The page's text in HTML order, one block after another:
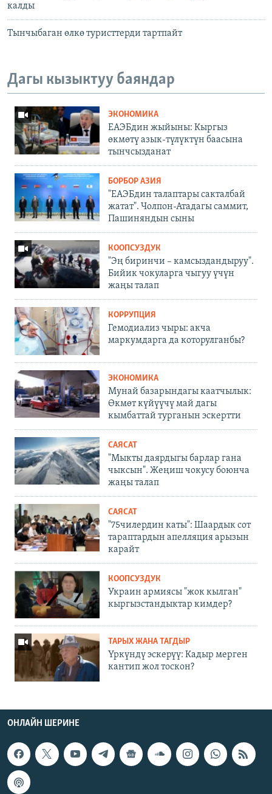
калды
Тынчыбаган өлкө туристтерди тартпайт
Дагы кызыктуу баяндар
ЭКОНОМИКА
ЕАЭБдин жыйыны: Кыргыз
өкмөтү азык-түлүктүн баасына
тынчсызданат
БОРБОР АЗИЯ
"ЕАЭБдин талаптары сакталбай
жатат". Чолпон-Атадагы саммит,
Пашиняндын сыны
КООПСУЗДУК
"Эң биринчи – камсыздандыруу".
Бийик чокуларга чыгуу үчүн
жаңы талап
КОРРУПЦИЯ
Гемодиализ чыры: акча
маркумдарга да которулганбы?
ЭКОНОМИКА
Мунай базарындагы каатчылык:
Өкмөт күйүүчү май дагы
кымбаттай турганын эскертти
САЯСАТ
"Мыкты даярдыгы барлар гана
чыксын". Жеңиш чокусу боюнча
жаңы талап
САЯСАТ
"75чилердин каты": Шаардык сот
тараптардын апелляция арызын
карайт
КООПСУЗДУК
Украин армиясы "жок кылган"
кыргызстандыктар кимдер?
ТАРЫХ ЖАНА ТАГДЫР
Үркүндү эскерүү: Кадыр мерген
кантип жол тоскон?
ОНЛАЙН ШЕРИНЕ